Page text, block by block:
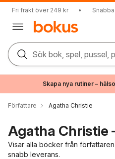
Fri frakt över 249 kr •
Sök bok, spel, pussel,
Skapa nya rutiner –
Författare Agatha Christie
Agatha Christie
Visar alla böcker från
snabb leverans.